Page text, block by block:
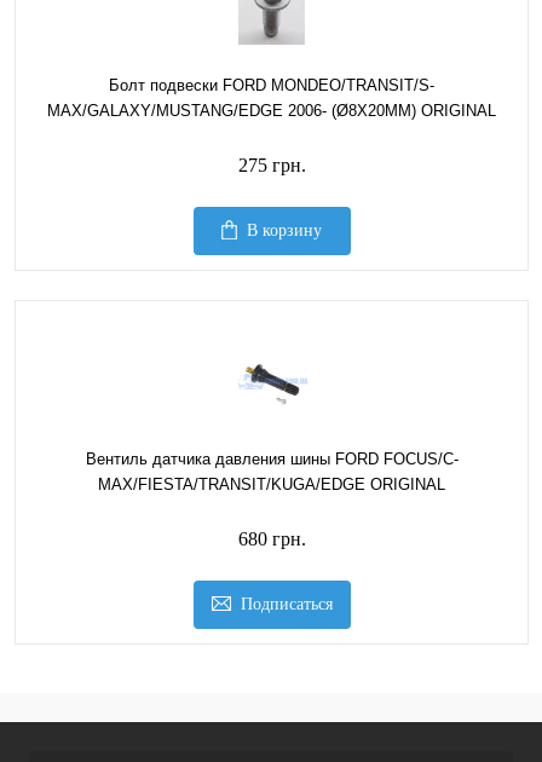
Болт подвески FORD MONDEO/TRANSIT/S-
MAX/GALAXY/MUSTANG/EDGE 2006- (Ø8X20MM) ORIGINAL
275 грн.
В корзину
Вентиль датчика давления шины FORD FOCUS/C-
MAX/FIESTA/TRANSIT/KUGA/EDGE ORIGINAL
680 грн.
Подписаться